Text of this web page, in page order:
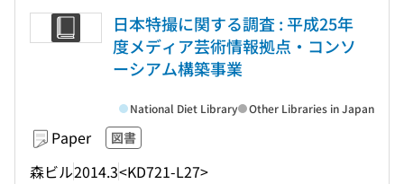
日本特撮に関する調査 : 平成25年
度メディア芸術情報拠点・コンソ
ーシアム構築事業
Paper 図書
森ビル2014.3<KD721-L27>
National Diet Library Other Libraries in Japan